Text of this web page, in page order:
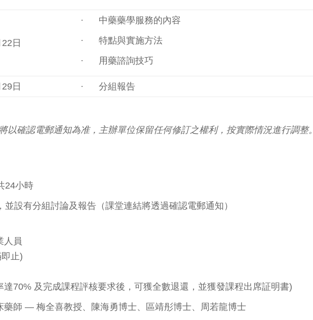
日
· 中藥藥學服務的內容
· 特點與實施方法
· 用藥諮詢技巧
日 · 分組報告
以確認電郵通知為准，主辦單位保留任何修訂之權利，按實際情況進行調整
24小時
並設有分組討論及報告（課堂連結將透過確認電郵通知）
人員
止)
70% 及完成課程評核要求後，可獲全數退還，並獲發課程出席証明書)
藥師 — 梅全喜教授、陳海勇博士、區靖彤博士、周若龍博士